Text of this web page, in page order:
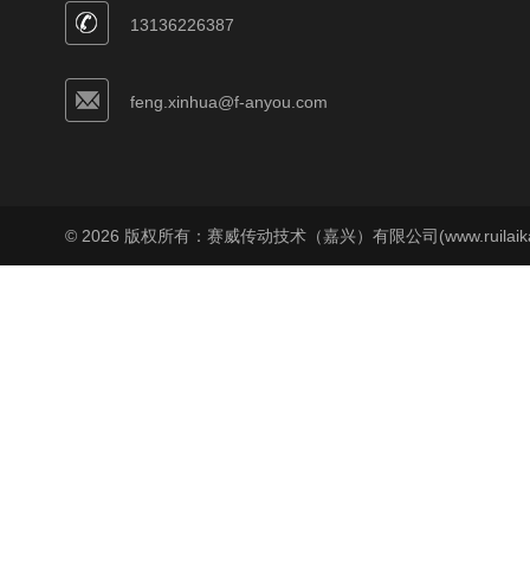
13136226387
feng.xinhua@f-anyou.com
© 2026 版权所有：赛威传动技术（嘉兴）有限公司